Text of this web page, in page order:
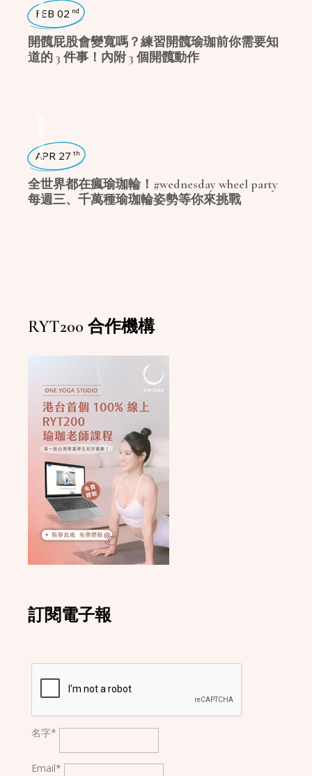
RYT200 合作機構
訂閱電子報
名字*
Email*
日常瑜珈
FEB 02 nd
開髖屁股會變寬嗎？練習開髖瑜珈前你需要知
道的 3 件事！內附 3 個開髖動作
瑜珈生活
APR 27 th
全世界都在瘋瑜珈輪！#wednesday wheel party
每週三、千萬種瑜珈輪姿勢等你來挑戰